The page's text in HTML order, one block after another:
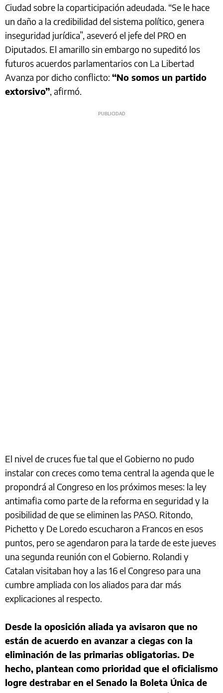
Ciudad sobre la coparticipación adeudada. “Se le hace
un daño a la credibilidad del sistema político, genera
inseguridad jurídica”, aseveró el jefe del PRO en
Diputados. El amarillo sin embargo no supeditó los
futuros acuerdos parlamentarios con La Libertad
Avanza por dicho conflicto: “No somos un partido
extorsivo”, afirmó.
El nivel de cruces fue tal que el Gobierno no pudo
instalar con creces como tema central la agenda que le
propondrá al Congreso en los próximos meses: la ley
antimafia como parte de la reforma en seguridad y la
posibilidad de que se eliminen las PASO. Ritondo,
Pichetto y De Loredo escucharon a Francos en esos
puntos, pero se agendaron para la tarde de este jueves
una segunda reunión con el Gobierno. Rolandi y
Catalan visitaban hoy a las 16 el Congreso para una
cumbre ampliada con los aliados para dar más
explicaciones al respecto.
Desde la oposición aliada ya avisaron que no
están de acuerdo en avanzar a ciegas con la
eliminación de las primarias obligatorias. De
hecho, plantean como prioridad que el oficialismo
logre destrabar en el Senado la Boleta Única de